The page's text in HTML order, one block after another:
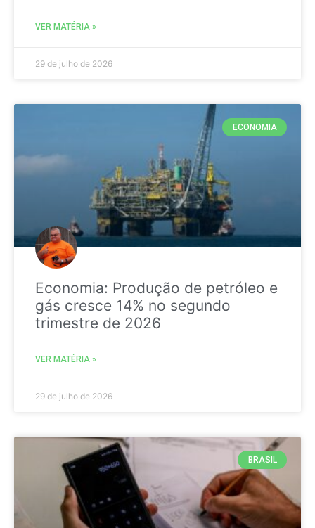
VER MATÉRIA »
29 de julho de 2026
ECONOMIA
Economia: Produção de petróleo e
gás cresce 14% no segundo
trimestre de 2026
VER MATÉRIA »
29 de julho de 2026
BRASIL